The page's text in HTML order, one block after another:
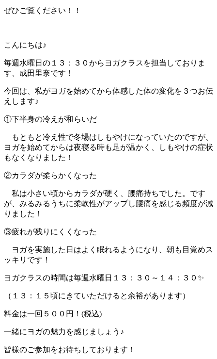
ぜひご覧ください！！
こんにちは♪
毎週水曜日の１３：３０からヨガクラスを担当しておりま
す、成田里奈です！
今回は、私がヨガを始めてから体感した体の変化を３つお伝
えします♪
①下半身の冷えが和らいだ
もともと冷え性で冬場はしもやけになっていたのですが、
ヨガを始めてからは夜寝る時も足が温かく、しもやけの症状
もなくなりました！
②カラダが柔らかくなった
私は小さい頃からカラダが硬く、腰痛持ちでした。です
が、みるみるうちに柔軟性がアップし腰痛を感じる頻度が減
りました！
③疲れが残りにくくなった
ヨガを実施した日はよく眠れるようになり、朝も目覚めス
ッキリです！
ヨガクラスの時間は毎週水曜日１３：３０～１４：３０✨
（１３：１５頃にきていただけると余裕があります）
料金は一回５００円！(税込)
一緒にヨガの魅力を感じましょう♪
皆様のご参加をお待ちしております！